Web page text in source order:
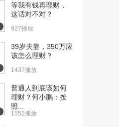
等我有钱再理财，
这话对不对？
927播放
39岁夫妻，350万应
该怎么理财？
1437播放
普通人到底该如何
理财？何小鹏：按
照...
1552播放